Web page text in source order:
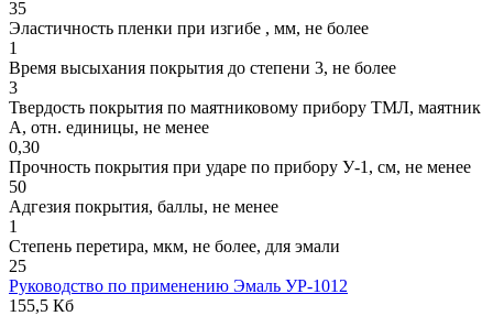
35
Эластичность пленки при изгибе , мм, не более
1
Время высыхания покрытия до степени 3, не более
3
Твердость покрытия по маятниковому прибору ТМЛ, маятник
А, отн. единицы, не менее
0,30
Прочность покрытия при ударе по прибору У-1, см, не менее
50
Адгезия покрытия, баллы, не менее
1
Степень перетира, мкм, не более, для эмали
25
Руководство по применению Эмаль УР-1012
155,5 Кб